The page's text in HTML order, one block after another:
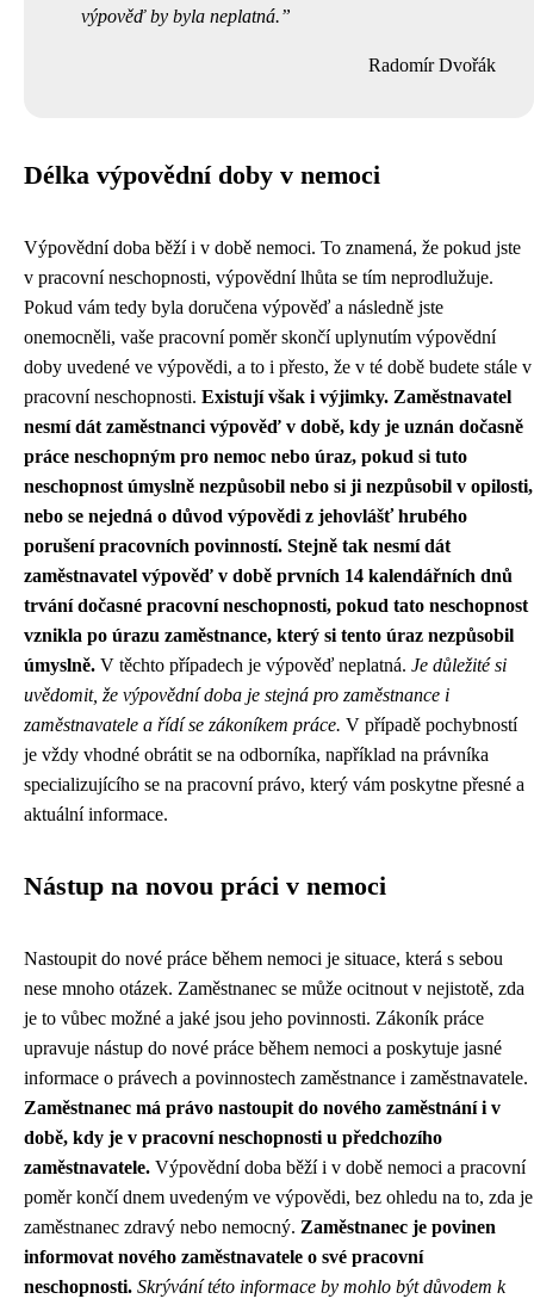
výpověď by byla neplatná.
Radomír Dvořák
Délka výpovědní doby v nemoci
Výpovědní doba běží i v době nemoci. To znamená, že pokud jste
v pracovní neschopnosti, výpovědní lhůta se tím neprodlužuje.
Pokud vám tedy byla doručena výpověď a následně jste
onemocněli, vaše pracovní poměr skončí uplynutím výpovědní
doby uvedené ve výpovědi, a to i přesto, že v té době budete stále v
pracovní neschopnosti. Existují však i výjimky. Zaměstnavatel
nesmí dát zaměstnanci výpověď v době, kdy je uznán dočasně
práce neschopným pro nemoc nebo úraz, pokud si tuto
neschopnost úmyslně nezpůsobil nebo si ji nezpůsobil v opilosti,
nebo se nejedná o důvod výpovědi z jehovlášť hrubého
porušení pracovních povinností. Stejně tak nesmí dát
zaměstnavatel výpověď v době prvních 14 kalendářních dnů
trvání dočasné pracovní neschopnosti, pokud tato neschopnost
vznikla po úrazu zaměstnance, který si tento úraz nezpůsobil
úmyslně. V těchto případech je výpověď neplatná. Je důležité si
uvědomit, že výpovědní doba je stejná pro zaměstnance i
zaměstnavatele a řídí se zákoníkem práce. V případě pochybností
je vždy vhodné obrátit se na odborníka, například na právníka
specializujícího se na pracovní právo, který vám poskytne přesné a
aktuální informace.
Nástup na novou práci v nemoci
Nastoupit do nové práce během nemoci je situace, která s sebou
nese mnoho otázek. Zaměstnanec se může ocitnout v nejistotě, zda
je to vůbec možné a jaké jsou jeho povinnosti. Zákoník práce
upravuje nástup do nové práce během nemoci a poskytuje jasné
informace o právech a povinnostech zaměstnance i zaměstnavatele.
Zaměstnanec má právo nastoupit do nového zaměstnání i v
době, kdy je v pracovní neschopnosti u předchozího
zaměstnavatele. Výpovědní doba běží i v době nemoci a pracovní
poměr končí dnem uvedeným ve výpovědi, bez ohledu na to, zda je
zaměstnanec zdravý nebo nemocný. Zaměstnanec je povinen
informovat nového zaměstnavatele o své pracovní
neschopnosti. Skrývání této informace by mohlo být důvodem k